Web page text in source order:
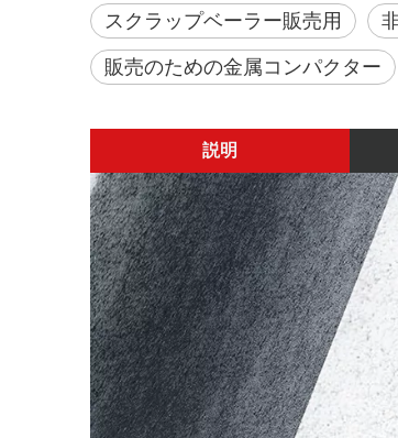
スクラップベーラー販売用
販売のための金属コンパクター
説明